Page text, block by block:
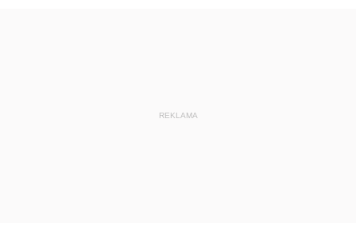
REKLAMA